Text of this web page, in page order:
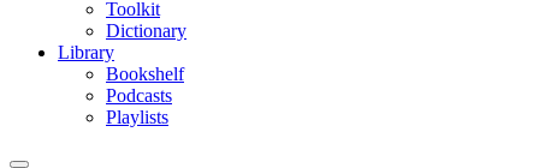
Toolkit
Dictionary
Library
Bookshelf
Podcasts
Playlists